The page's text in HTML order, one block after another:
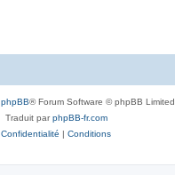
phpBB® Forum Software © phpBB Limited
Traduit parphpBB-fr.com
Confidentialité | Conditions